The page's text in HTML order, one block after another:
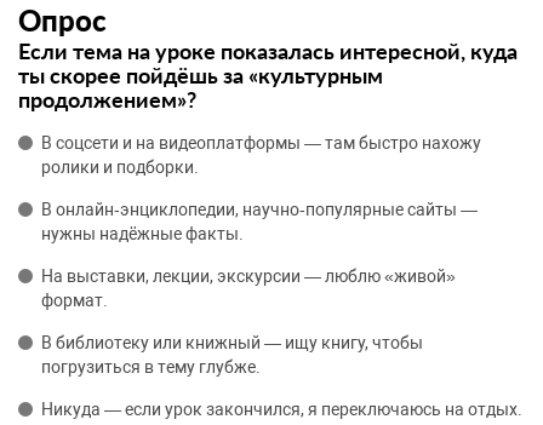
Опрос
Если тема на уроке показалась интересной, куда
ты скорее пойдёшь за «культурным
продолжением»?
В соцсети и на видеоплатформы — там быстро нахожу
ролики и подборки.
В онлайн‑энциклопедии, научно‑популярные сайты —
нужны надёжные факты.
На выставки, лекции, экскурсии — люблю «живой»
формат.
В библиотеку или книжный — ищу книгу, чтобы
погрузиться в тему глубже.
Никуда — если урок закончился, я переключаюсь на отдых.